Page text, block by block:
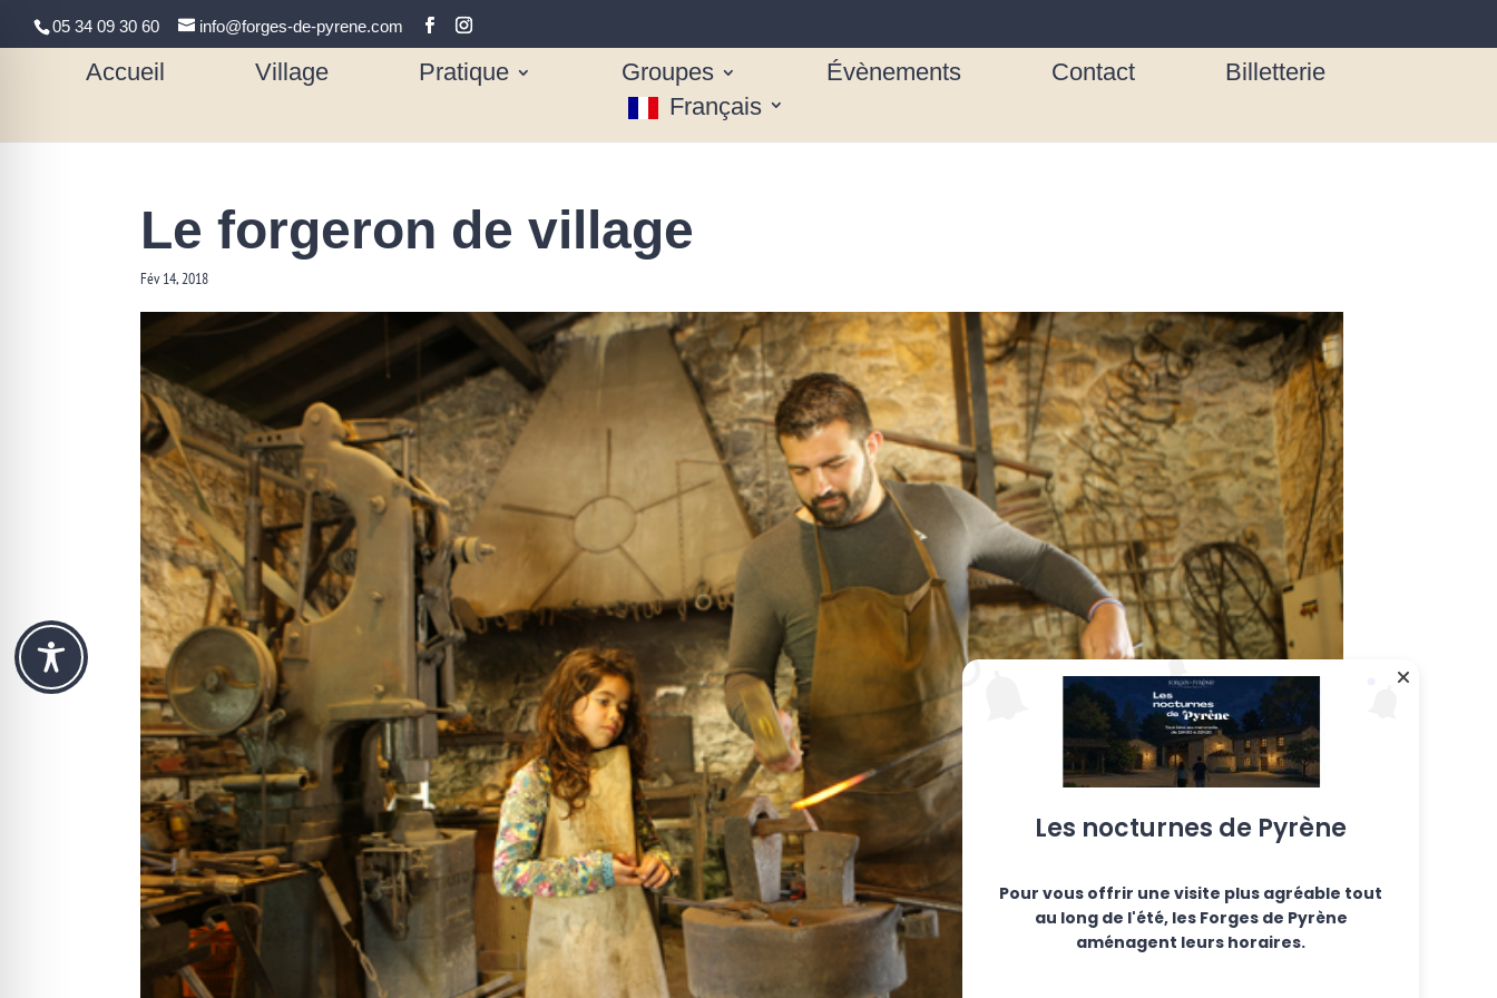
05 34 09 30 60 info@forges-de-pyrene.com
Accueil Village Pratique Groupes Évènements Contact
Billetterie
Français
Le forgeron de village
Fév 14, 2018
Les nocturnes de Pyrène
Pour vous offrir une visite plus agréable tout
au long de l'été, les Forges de Pyrène
aménagent leurs horaires.